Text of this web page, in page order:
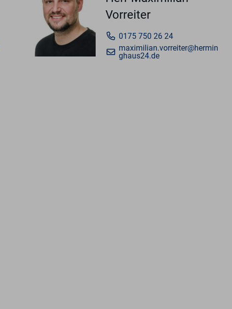
Vorreiter
0175 750 26 24
maximilian.vorreiter@hermin
ghaus24.de